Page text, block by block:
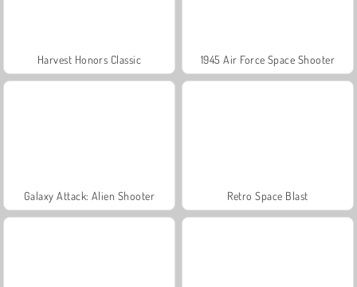
Harvest Honors Classic 1945 Air Force Space Shooter
Galaxy Attack: Alien Shooter Retro Space Blast